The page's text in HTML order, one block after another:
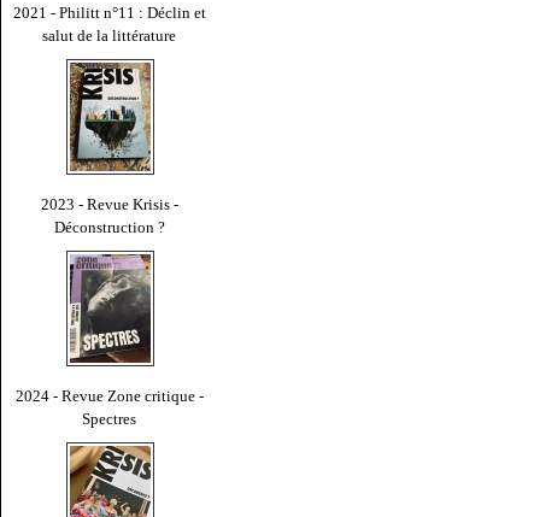
2021 - Philitt n°11 : Déclin et
salut de la littérature
2023 - Revue Krisis -
Déconstruction ?
2024 - Revue Zone critique -
Spectres